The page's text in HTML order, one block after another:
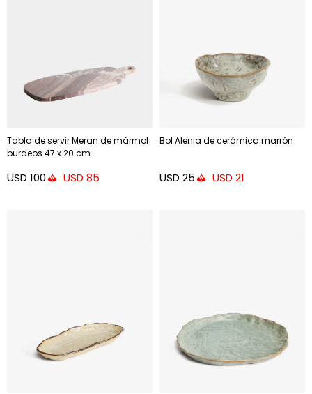
Tabla de servir Meran de mármol
burdeos 47 x 20 cm.
USD 100 USD 85
Bol Alenia de cerámica marrón
USD 25 USD 21